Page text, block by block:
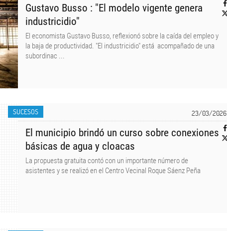
Gustavo Busso : "El modelo vigente genera
industricidio"
El economista Gustavo Busso, reflexionó sobre la caída del empleo y
la baja de productividad. "El industricidio" está acompañado de una
subordinac ...
23/03/2026
SUCESOS
El municipio brindó un curso sobre conexiones
básicas de agua y cloacas
La propuesta gratuita contó con un importante número de
asistentes y se realizó en el Centro Vecinal Roque Sáenz Peña